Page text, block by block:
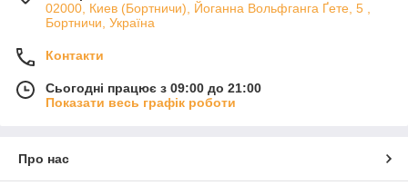
Якісний метал, точна геометрія та зручна посадка деталей
результат. Ви можете підібрати деталі для локального або
Кузовні запчастини для Lada / ВАЗ Тарзан–2 (1999–2006) - це
02000, Киев (Бортничи), Йоганна Вольфганга Ґете, 5 ,
Бортничи, Україна
Контакти
Сьогодні працює з 09:00 до 21:00
Показати весь графік роботи
Про нас